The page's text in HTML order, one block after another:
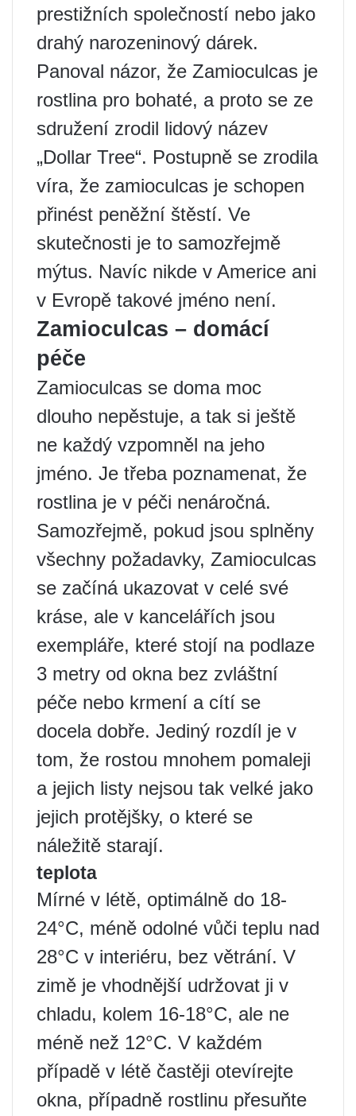
prestižních společností nebo jako
drahý narozeninový dárek.
Panoval názor, že Zamioculcas je
rostlina pro bohaté, a proto se ze
sdružení zrodil lidový název
„Dollar Tree“. Postupně se zrodila
víra, že zamioculcas je schopen
přinést peněžní štěstí. Ve
skutečnosti je to samozřejmě
mýtus. Navíc nikde v Americe ani
v Evropě takové jméno není.
Zamioculcas – domácí
péče
Zamioculcas se doma moc
dlouho nepěstuje, a tak si ještě
ne každý vzpomněl na jeho
jméno. Je třeba poznamenat, že
rostlina je v péči nenáročná.
Samozřejmě, pokud jsou splněny
všechny požadavky, Zamioculcas
se začíná ukazovat v celé své
kráse, ale v kancelářích jsou
exempláře, které stojí na podlaze
3 metry od okna bez zvláštní
péče nebo krmení a cítí se
docela dobře. Jediný rozdíl je v
tom, že rostou mnohem pomaleji
a jejich listy nejsou tak velké jako
jejich protějšky, o které se
náležitě starají.
teplota
Mírné v létě, optimálně do 18-
24°C, méně odolné vůči teplu nad
28°C v interiéru, bez větrání. V
zimě je vhodnější udržovat ji v
chladu, kolem 16-18°C, ale ne
méně než 12°C. V každém
případě v létě častěji otevírejte
okna, případně rostlinu přesuňte